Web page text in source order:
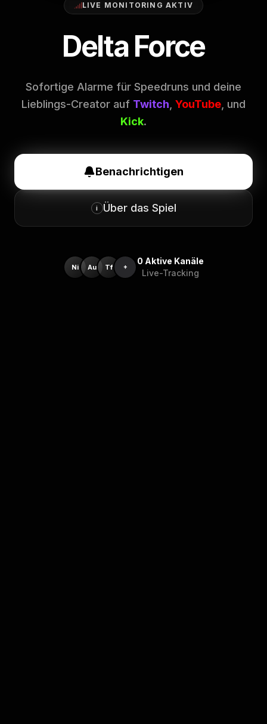
LIVE MONITORING AKTIV
Delta Force
Sofortige Alarme für Speedruns und deine
Lieblings-Creator auf Twitch YouTube , und
Kick.
Benachrichtigen
i Über das Spiel
Ni Au Tf +
0 Aktive Kanäle
Live-Tracking